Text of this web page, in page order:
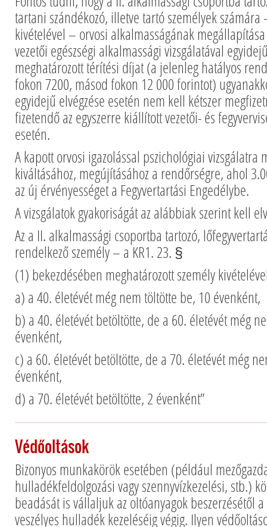
tartani szándékozó, illetve tartó személyek
kivételével – orvosi alkalmasságának
vezetői egészségi alkalmassági vizsgálatával
meghatározott térítési díjat (a jelenleg hatályos
fokon 7200, másod fokon 12 000 forintot)
egyidejű elvégzése esetén nem kell kétszer
fizetendő az egyszerre kiállított vezetői- és
esetén.
A kapott orvosi igazolással pszichológiai vizsgálatra
kiváltásához, megújításához a rendőrségre, ahol
az új érvényességet a Fegyvertartási Engedélybe.
A vizsgálatok gyakoriságát az alábbiak szerint kell
Az a II. alkalmassági csoportba tartozó,
rendelkező személy – a KR1. 23. §
(1) bekezdésében meghatározott személy
a) a 40. életévét még nem töltötte be, 10 évenként,
b) a 40. életévét betöltötte, de a 60. életévét még
évenként,
c) a 60. életévét betöltötte, de a 70. életévét még
évenként,
d) a 70. életévét betöltötte, 2 évenként”
Védőoltások
Bizonyos munkakörök esetében (például
hulladékfeldolgozási vagy szennyvízkezelési, stb.)
beadását is vállaljuk az oltóanyagok beszerzésétől
veszélyes hulladék kezeléséig végig. Ilyen